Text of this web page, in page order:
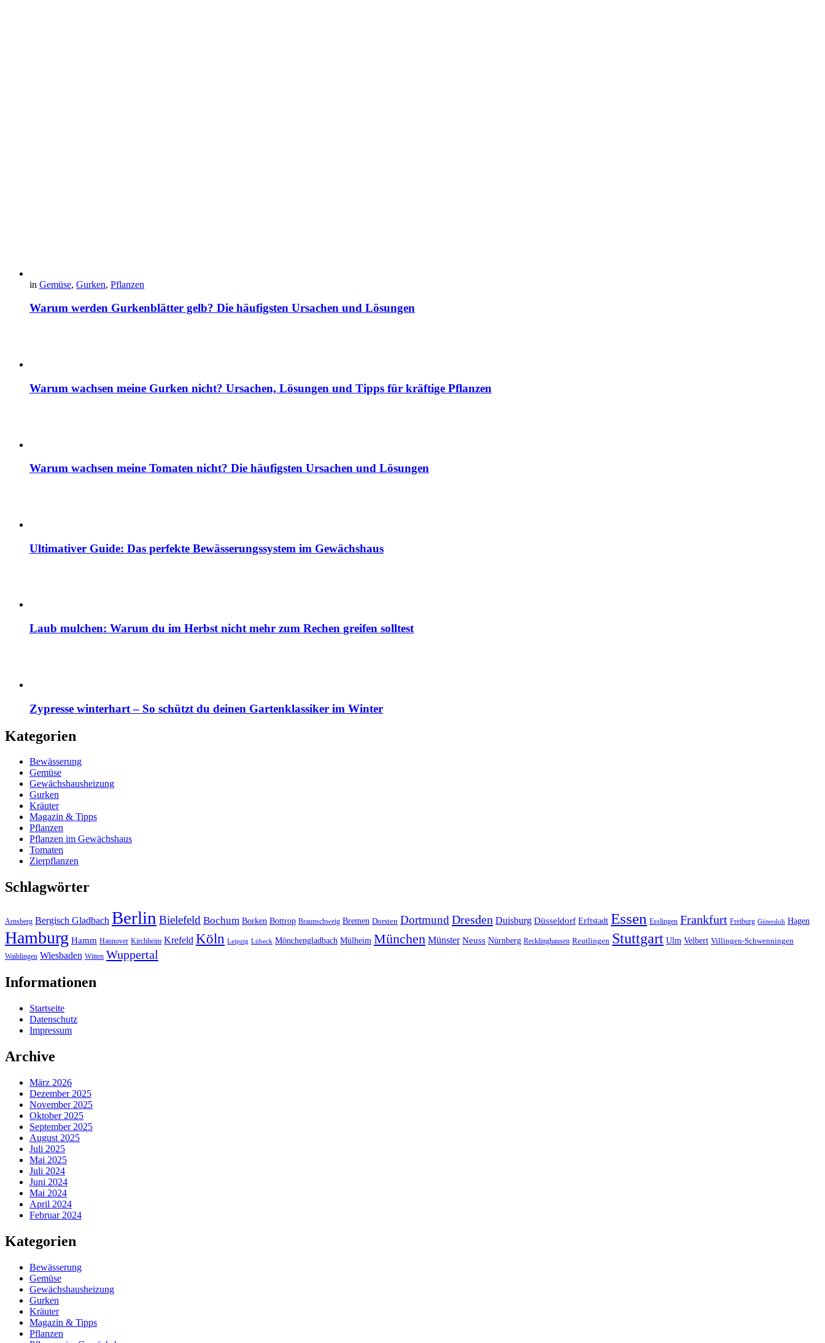
in Gemüse, Gurken, Pflanzen
Warum werden Gurkenblätter gelb? Die häufigsten Ursachen und Lösungen
Warum wachsen meine Gurken nicht? Ursachen, Lösungen und Tipps für kräftige Pflanzen
Warum wachsen meine Tomaten nicht? Die häufigsten Ursachen und Lösungen
Ultimativer Guide: Das perfekte Bewässerungssystem im Gewächshaus
Laub mulchen: Warum du im Herbst nicht mehr zum Rechen greifen solltest
Zypresse winterhart – So schützt du deinen Gartenklassiker im Winter
Kategorien
Bewässerung
Gemüse
Gewächshausheizung
Gurken
Kräuter
Magazin & Tipps
Pflanzen
Pflanzen im Gewächshaus
Tomaten
Zierpflanzen
Schlagwörter
Arnsberg Bergisch Gladbach Berlin Bielefeld Bochum Borken Bottrop Braunschweig Bremen Dorsten DortmundDresden Duisburg Düsseldorf Erftstadt Essen Esslingen Frankfurt Freiburg Gütersloh Hagen
Hamburg Hamm Hannover Kirchheim Krefeld Köln Leipzig Lübeck Mönchengladbach Mülheim München Münster Neuss Nürnberg Recklinghausen Reutlingen Stuttgart Ulm Velbert Villingen-Schwenningen
Waiblingen Wiesbaden Witten Wuppertal
Informationen
Startseite
Datenschutz
Impressum
Archive
März 2026
Dezember 2025
November 2025
Oktober 2025
September 2025
August 2025
Juli 2025
Mai 2025
Juli 2024
Juni 2024
Mai 2024
April 2024
Februar 2024
Kategorien
Bewässerung
Gemüse
Gewächshausheizung
Gurken
Kräuter
Magazin & Tipps
Pflanzen